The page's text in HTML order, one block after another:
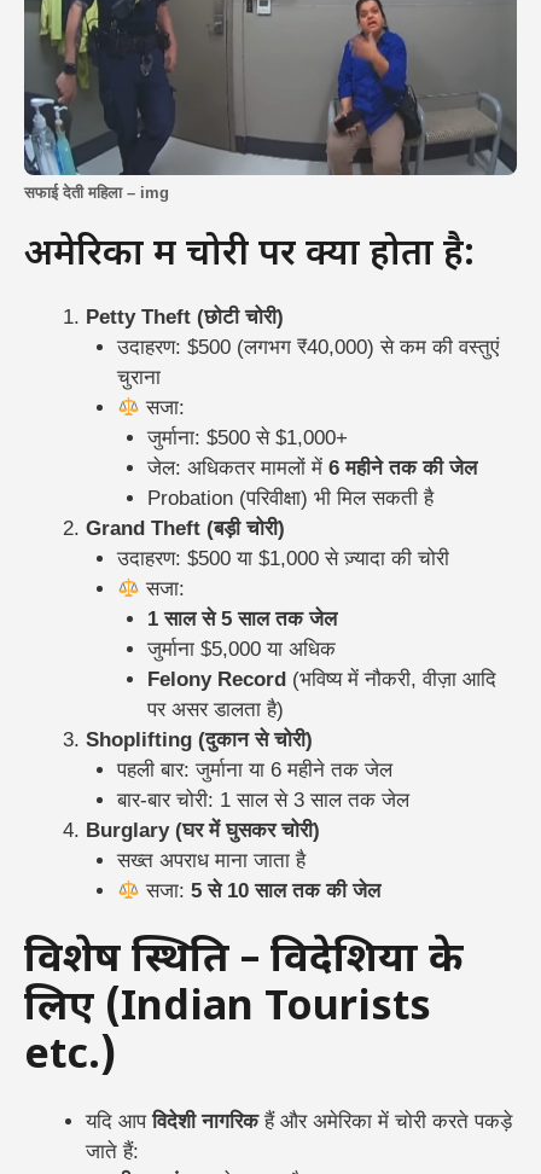
सफाई देती महिला – img
अमेरिका में चोरी पर क्या होता है:
Petty Theft (छोटी चोरी)
उदाहरण: $500 (लगभग ₹40,000) से कम की वस्तुएं
चुराना
सजा:
जुर्माना: $500 से $1,000+
जेल: अधिकतर मामलों में 6 महीने तक की जेल
Probation (परिवीक्षा) भी मिल सकती है
Grand Theft (बड़ी चोरी)
उदाहरण: $500 या $1,000 से ज़्यादा की चोरी
सजा:
1 साल से 5 साल तक जेल
जुर्माना $5,000 या अधिक
Felony Record (भविष्य में नौकरी, वीज़ा आदि
पर असर डालता है)
Shoplifting (दुकान से चोरी)
पहली बार: जुर्माना या 6 महीने तक जेल
बार-बार चोरी: 1 साल से 3 साल तक जेल
Burglary (घर में घुसकर चोरी)
सख्त अपराध माना जाता है
सजा: 5 से 10 साल तक की जेल
विशेष स्थिति – विदेशियों के
लिए (Indian Tourists
etc.)
यदि आपविदेशी नागरिकहैं और अमेरिका में चोरी करते पकड़े
जाते हैं: